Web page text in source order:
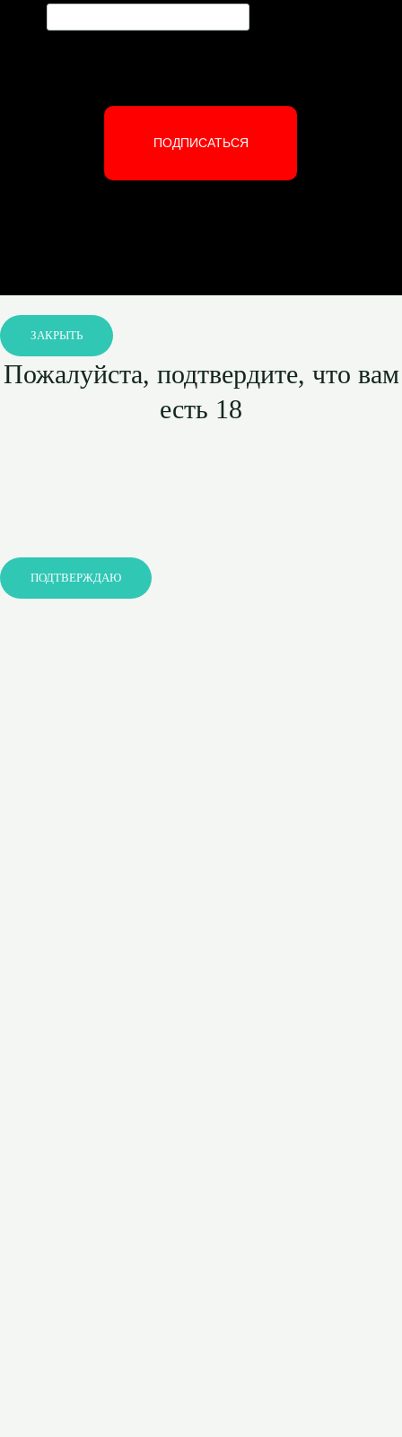
ПОДПИСАТЬСЯ
ЗАКРЫТЬ
Пожалуйста, подтвердите, что вам
есть 18
ПОДТВЕРЖДАЮ